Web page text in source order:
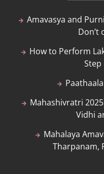
Amavasya and
Don’t
How to Perform
Step
Mahashivratri
Vidhi
Mahalaya
Tharpanam,